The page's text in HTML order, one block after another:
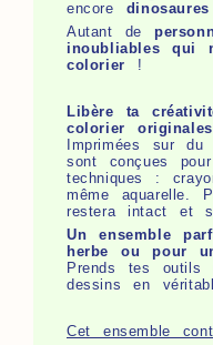
encore
Autant de
inoubliables qui
colorier !
Libère ta
colorier
Imprimées sur
sont conçues
techniques :
même aquarelle.
restera intact et
Un ensemble
herbe ou pour
Prends tes outils
dessins en
Cet ensemble